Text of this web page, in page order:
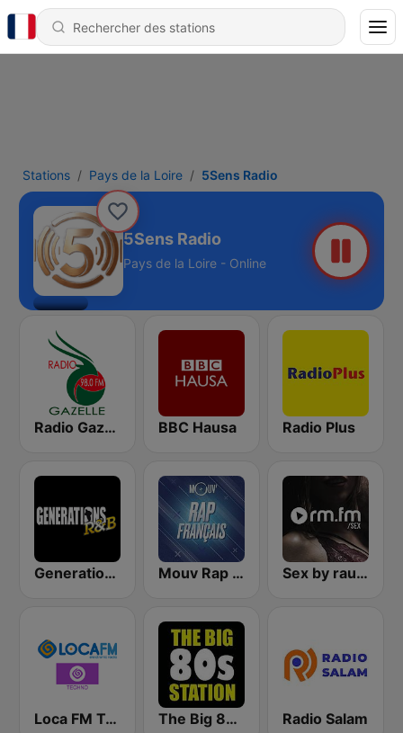
Stations Pays de la Loire 5Sens Radio
5Sens Radio
Pays de la Loire - Online
Radio Gazelle BBC Hausa Radio Plus
Generations R&B Mouv Rap Français Sex by rautemusik
Loca FM Techno The Big 80s Station Radio Salam